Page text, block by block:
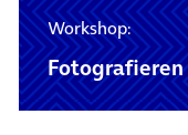
Workshop: